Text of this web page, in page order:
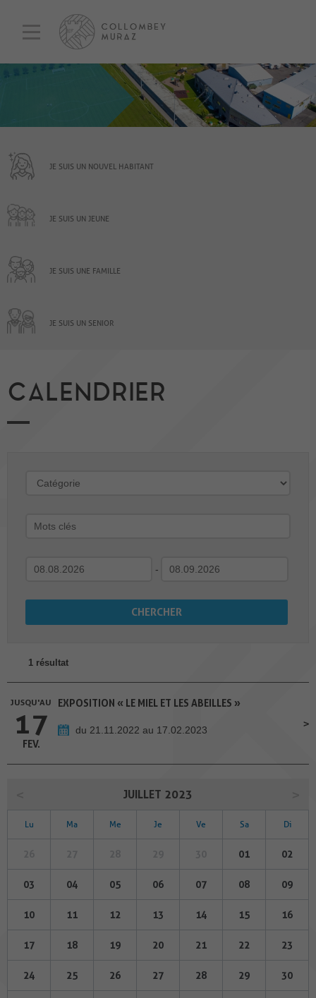
JE SUIS UN NOUVEL HABITANT
JE SUIS UN JEUNE
JE SUIS UNE FAMILLE
JE SUIS UN SENIOR
CALENDRIER
-
1 résultat
JUSQU'AU
17
FEV.
EXPOSITION « LE MIEL ET LES ABEILLES »
du 21.11.2022 au 17.02.2023
JUILLET 2023
Lu Ma Me Je Ve Sa Di
01 02
03 04 05 06 07 08 09
10 11 12 13 14 15 16
17 18 19 20 21 22 23
24 25 26 27 28 29 30